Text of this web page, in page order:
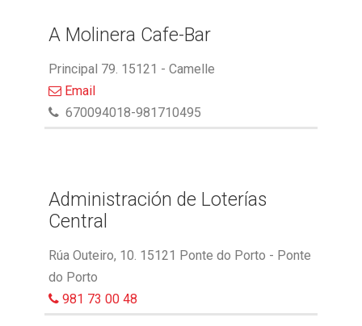
A Molinera Cafe-Bar
Principal 79. 15121 - Camelle
Email
670094018-981710495
Administración de Loterías
Central
Rúa Outeiro, 10. 15121 Ponte do Porto - Ponte
do Porto
981 73 00 48